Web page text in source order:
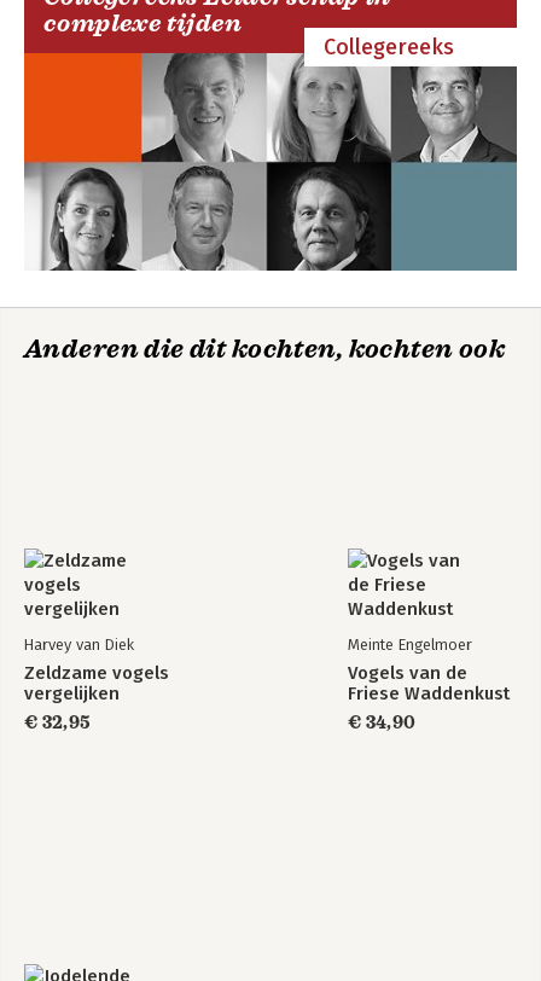
complexe tijden
Collegereeks
Anderen die dit kochten, kochten ook
Harvey van Diek
Zeldzame vogels
vergelijken
€ 32,95
Meinte Engelmoer
Vogels van de
Friese Waddenkust
€ 34,90